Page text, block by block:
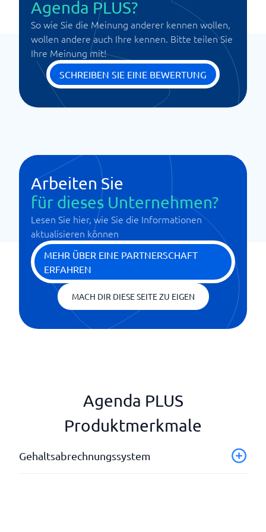
Agenda PLUS?
So wie Sie die Meinung anderer kennen wollen,
wollen andere auch Ihre kennen. Bitte teilen Sie
Ihre Meinung mit!
SCHREIBEN SIE EINE BEWERTUNG
Arbeiten Sie
für dieses Unternehmen?
Lesen Sie hier, wie Sie die Informationen
aktualisieren können
MEHR ÜBER EINE PARTNERSCHAFT
ERFAHREN
MACH DIR DIESE SEITE ZU EIGEN
Agenda PLUS
Produktmerkmale
Gehaltsabrechnungssystem